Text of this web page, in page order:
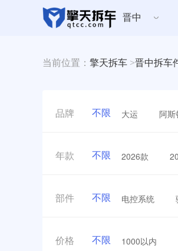
晋中
当前位置： 擎天拆车 >晋中拆车
品牌 不限 大运 阿斯
年款 不限 2026款
部件 不限 电控系统
价格 不限 1000以内